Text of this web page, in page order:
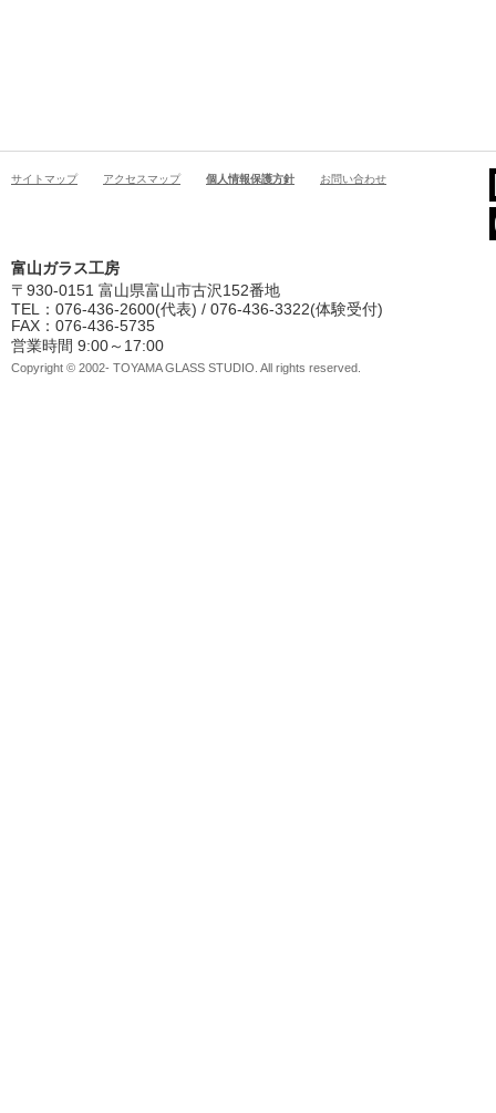
サイトマップ アクセスマップ 個人情報保護方針 お問い合わせ
富山ガラス工房
〒930-0151 富山県富山市古沢152番地
TEL：076-436-2600(代表) / 076-436-3322(体験受付)
FAX：076-436-5735
営業時間 9:00～17:00
Copyright © 2002- TOYAMA GLASS STUDIO. All rights reserved.